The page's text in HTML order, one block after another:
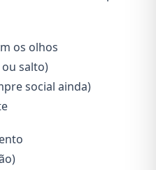
os olhos
ou salto)
social ainda)